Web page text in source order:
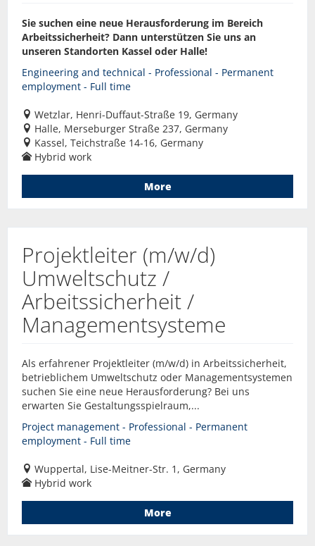
Sie suchen eine neue Herausforderung im Bereich
Arbeitssicherheit? Dann unterstützen Sie uns an
unseren Standorten Kassel oder Halle!
Engineering and technical - Professional - Permanent
employment - Full time
Wetzlar, Henri-Duffaut-Straße 19, Germany
Halle, Merseburger Straße 237, Germany
Kassel, Teichstraße 14-16, Germany
Hybrid work
More
Projektleiter (m/w/d)
Umweltschutz /
Arbeitssicherheit /
Managementsysteme
Als erfahrener Projektleiter (m/w/d) in Arbeitssicherheit,
betrieblichem Umweltschutz oder Managementsystemen
suchen Sie eine neue Herausforderung? Bei uns
erwarten Sie Gestaltungsspielraum,...
Project management - Professional - Permanent
employment - Full time
Wuppertal, Lise-Meitner-Str. 1, Germany
Hybrid work
More